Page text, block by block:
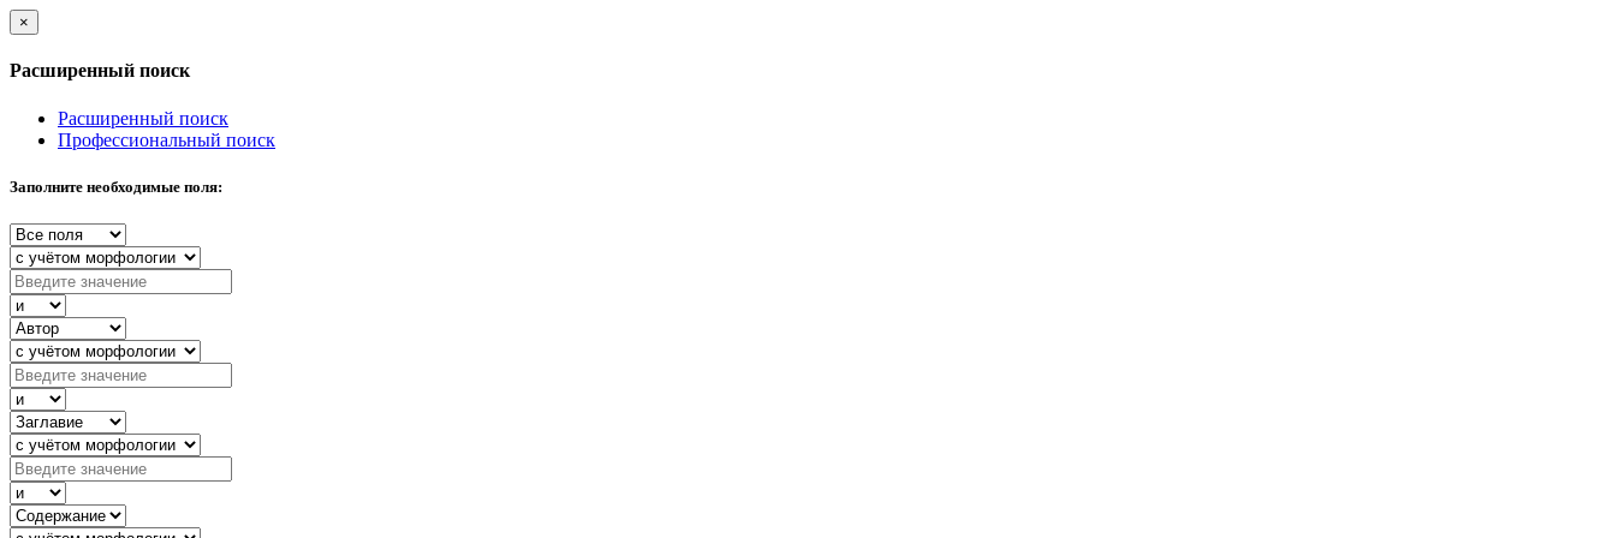
×
Расширенный поиск
Расширенный поиск
Профессиональный поиск
Заполните необходимые поля: